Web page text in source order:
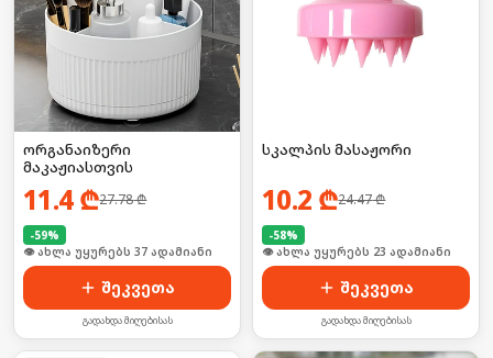
ორგანაიზერი
მაკაჟიასთვის
11.4₾27.78₾
-59%
🛒 ბოლო 24სთ-ში იყიდა 8-მა
შეკვეთა
გადახდა მიღებისას
სკალპის მასაჟორი
10.2 ₾24.47₾
-58%
🛒 ბოლო 24სთ-ში იყიდა 36-მა
შეკვეთა
გადახდა მიღებისას